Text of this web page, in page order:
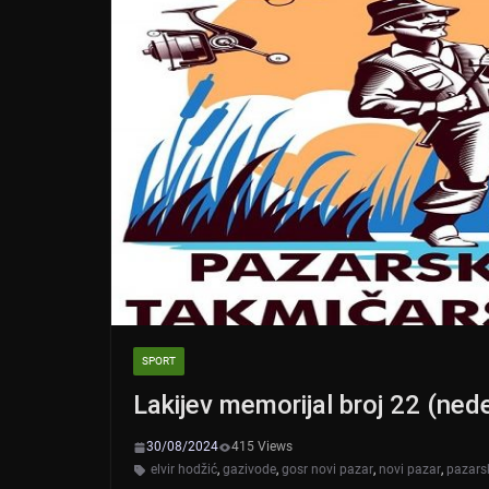
SPORT
Lakijev memorijal broj 22
30/08/2024
415 Views
elvir hodžić, gazivode, gosr novi pazar, novi pazar,